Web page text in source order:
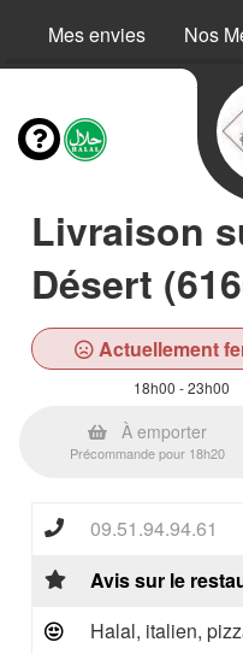
Mes envies Nos
Livraison
Désert
Actuellement
18h00 - 23h00
À emporter
Précommande pour 18h20
09.51.94.94.61
Avis sur le
Halal, italien,